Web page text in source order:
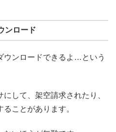
ンロード
ウンロードできるよ…という
して、架空請求されたり、
ことがあります。